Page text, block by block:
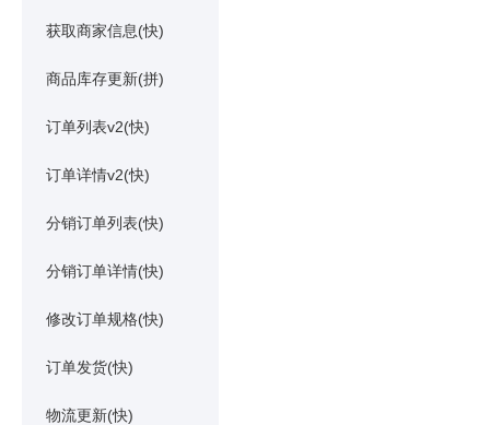
获取商家信息(快)
商品库存更新(拼)
订单列表v2(快)
订单详情v2(快)
分销订单列表(快)
分销订单详情(快)
修改订单规格(快)
订单发货(快)
物流更新(快)